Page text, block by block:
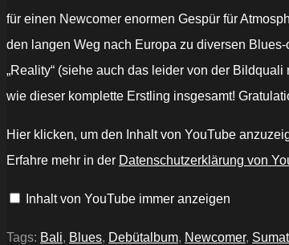
für einen Newcomer enormen Gespür für
den langen Weg nach Europa zu diversen
„Reality“ (siehe auch das leider von der
wie dieser komplette Erstling insgesamt!
„The
Bardogs
Reality
Kios
von
Hier klicken, um den Inhalt von YouTube
Erfahre mehr in der Datenschutzerklärung von
Inhalt von YouTube immer anzeigen
Tags: Bali, Blues, Debütalbum, Newcomer,